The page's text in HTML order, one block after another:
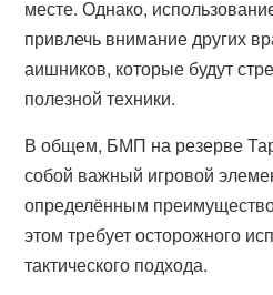
месте. Однако,
привлечь внимание других
аишников, которые будут
полезной техники.
В общем, БМП на резерве
собой важный игровой
определённым
этом требует осторожного
тактического подхода.